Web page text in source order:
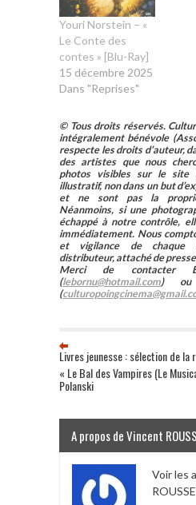
Youri Norstein – «
Le Conte des
contes » [Blu-Ray]
15 décembre 2025
Dans "Reprises"
© Tous droits réservés.
intégralement bénévole
respecte les droits d’auteur,
des artistes que nous
photos visibles sur le
illustratif, non dans un but
et ne sont pas la
Néanmoins, si une
échappé à notre contrôle,
immédiatement. Nous
et vigilance de chaque
distributeur, attaché de
Merci de contacter
(lebornu@hotmail.com) ou
(
Livres jeunesse : sélection de
« Le Bal des Vampires (Le
Polanski
A propos de Vincent
Voir les